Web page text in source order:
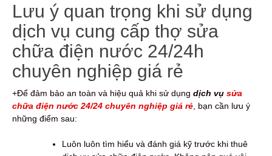
Lưu ý quan trọng khi sử dụng
dịch vụ cung cấp thợ sửa
chữa điện nước 24/24h
chuyên nghiệp giá rẻ
+Để đảm bảo an toàn và hiệu quả khi sử dụng dịch vụ sửa
chữa điện nước 24/24 chuyên nghiệp giá rẻ , bạn cần lưu ý
những điểm sau:
Luôn luôn tìm hiểu và đánh giá kỹ trước khi thuê